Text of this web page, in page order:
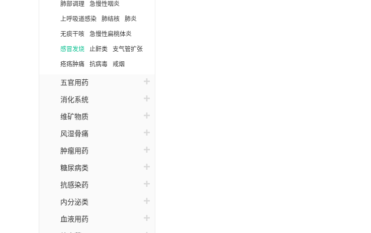
肺部调理 急慢性咽炎
上呼吸道感染 肺结核 肺炎
无痰干咳 急慢性扁桃体炎
感冒发烧 止鼾类 支气管扩张
疮疡肿痛 抗病毒 戒烟
五官用药
消化系统
维矿物质
风湿骨痛
肿瘤用药
糖尿病类
抗感染药
内分泌类
血液用药